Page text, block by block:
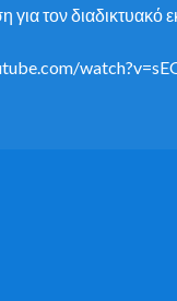
για τον διαδικτυακό